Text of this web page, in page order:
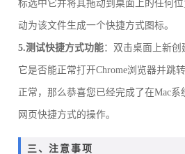
标选中它并将其拖动到桌面上的任何
动为该文件生成一个快捷方式图标。
5.测试快捷方式功能：双击桌面上新创
它是否能正常打开Chrome浏览器并跳
正常，那么恭喜您已经完成了在Mac系
网页快捷方式的操作。
三、注意事项